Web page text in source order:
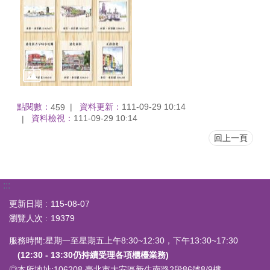
點閱數： 459 資料更新： 111-09-29 10:14
資料檢視： 111-09-29 10:14
回上一頁
:::
更新日期
115-08-07
瀏覽人次
19379
服務時間:星期一至星期五上午8:30~12:30，下午13:30~17:30
(12:30 - 13:30仍持續受理各項櫃檯業務)